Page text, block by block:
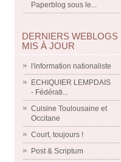
Paperblog sous le...
DERNIERS WEBLOGS
MIS À JOUR
l'information nationaliste
ECHIQUIER LEMPDAIS
- Fédérati...
Cuisine Toulousaine et
Occitane
Court, toujours !
Post & Scriptum